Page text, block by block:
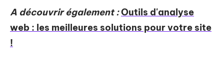
A découvrir également :Outils d'analyse
web : les meilleures solutions pour votre site
!